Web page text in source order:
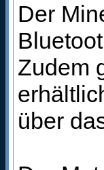
Der
Zudem
über